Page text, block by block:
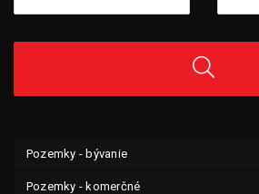
Pozemky - bývanie
Pozemky - komerčné